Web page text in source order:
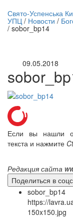
трансляция |
Свято-Успенська
УПЦ / Новости /
/ sobor_bp14
09.05.2018
Если вы нашли
текста и нажмите
Редакция сайта
Поделиться в
sobor_bp14
https://
150x150.jpg